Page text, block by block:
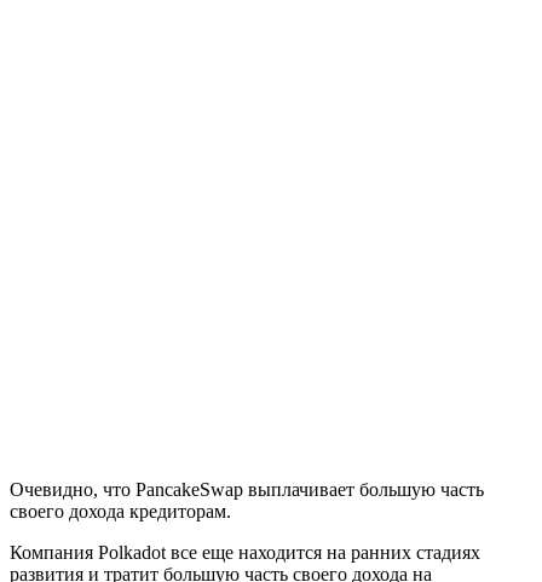
Очевидно, что PancakeSwap выплачивает большую часть
своего дохода кредиторам.
Компания Polkadot все еще находится на ранних стадиях
развития и тратит большую часть своего дохода на